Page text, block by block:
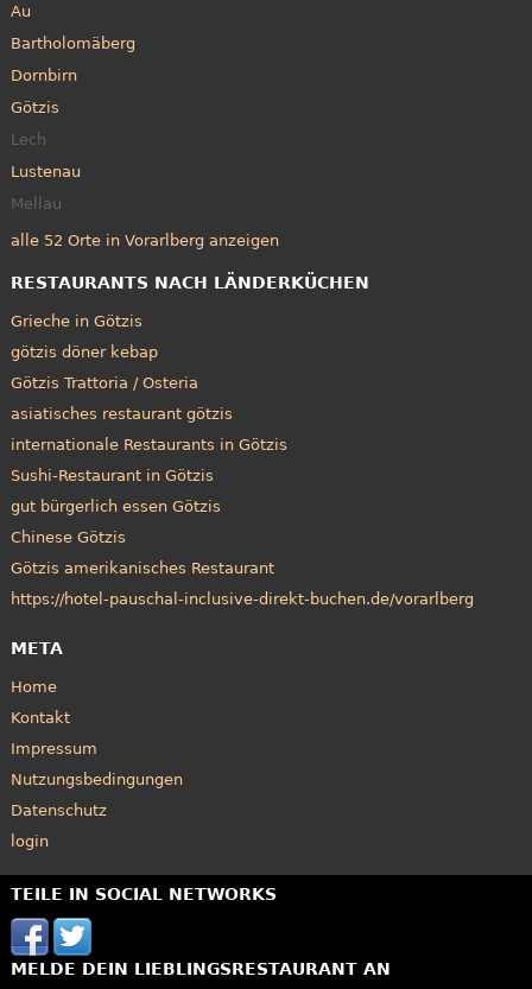
Au
Bartholomäberg
Dornbirn
Götzis
Lech
Lustenau
Mellau
alle 52 Orte in Vorarlberg anzeigen
RESTAURANTS NACH LÄNDERKÜCHEN
Grieche in Götzis
götzis döner kebap
Götzis Trattoria / Osteria
asiatisches restaurant götzis
internationale Restaurants in Götzis
Sushi-Restaurant in Götzis
gut bürgerlich essen Götzis
Chinese Götzis
Götzis amerikanisches Restaurant
https://hotel-pauschal-inclusive-direkt-buchen.de/vorarlberg
META
Home
Kontakt
Impressum
Nutzungsbedingungen
Datenschutz
login
TEILE IN SOCIAL NETWORKS
MELDE DEIN LIEBLINGSRESTAURANT AN